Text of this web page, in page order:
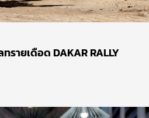
รายเดือด DAKAR RALLY